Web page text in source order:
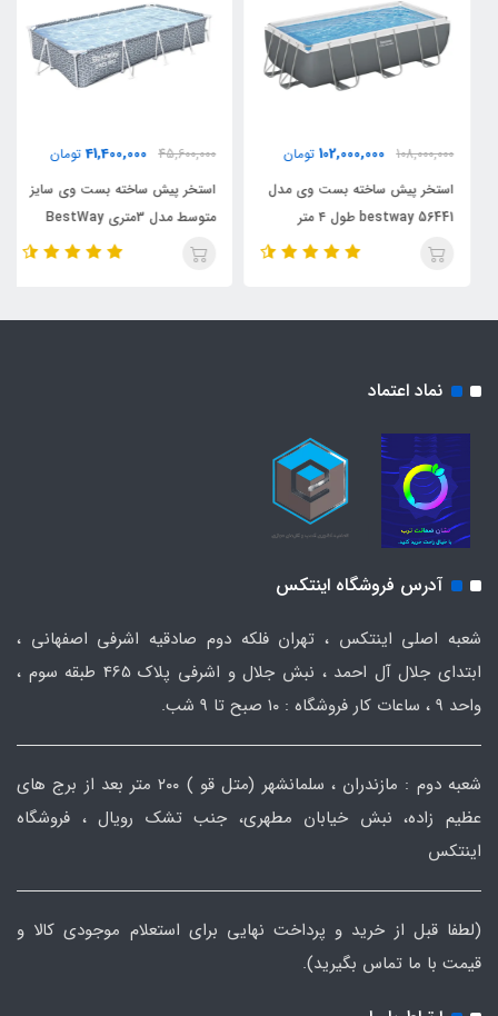
108,000,000
102,000,000 تومان
استخر پیش ساخته بست وی مدل
bestway 56441 طول ۴ متر
45,600,000
41,400,000 تومان
استخر پیش ساخته بست وی سایز
متوسط مدل 3متری BestWay
561FT
نماد اعتماد
آدرس فروشگاه اینتکس
شعبه اصلی اینتکس ، تهران فلکه دوم صادقیه اشرفی اصفهانی ،
ابتدای جلال آل احمد ، نبش جلال و اشرفی پلاک 465 طبقه سوم ،
واحد ۹ ، ساعات کار فروشگاه : ۱۰ صبح تا ۹ شب.
شعبه دوم : مازندران ، سلمانشهر (متل قو ) ۲۰۰ متر بعد از برج های
عظیم زاده، نبش خیابان مطهری، جنب تشک رویال ، فروشگاه
اینتکس
(لطفا قبل از خرید و پرداخت نهایی برای استعلام موجودی کالا و
قیمت با ما تماس بگیرید).